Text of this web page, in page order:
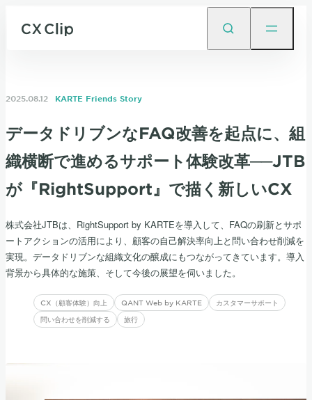
2025.08.12 KARTE Friends Story
データドリブンなFAQ改善を起点に、組
織横断で進めるサポート体験改革──JTB
が『RightSupport』で描く新しいCX
株式会社JTBは、RightSupport by KARTEを導入して、FAQの刷新とサポ
ートアクションの活用により、顧客の自己解決率向上と問い合わせ削減を
実現。データドリブンな組織文化の醸成にもつながってきています。導入
背景から具体的な施策、そして今後の展望を伺いました。
CX（顧客体験）向上 QANT Web by KARTE
カスタマーサポート
問い合わせを削減する
旅行